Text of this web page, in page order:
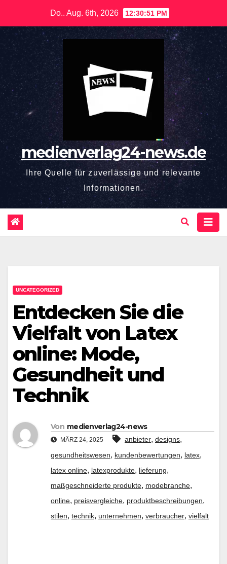
springen
Do.. Aug. 6th, 2026 12:30:52 PM
medienverlag24-news.de
Ihre Quelle für zuverlässige und relevante
Informationen.
UNCATEGORIZED
Entdecken Sie die
Vielfalt von Latex
online: Mode,
Gesundheit und
Technik
Von medienverlag24-news
MÄRZ 24, 2025 anbieter, designs,
gesundheitswesen, kundenbewertungen, latex,
latex online, latexprodukte, lieferung,
maßgeschneiderte produkte, modebranche,
online, preisvergleiche, produktbeschreibungen,
stilen, technik, unternehmen, verbraucher, vielfalt